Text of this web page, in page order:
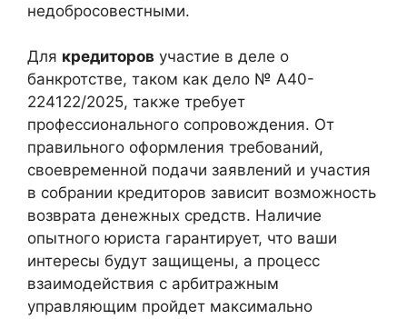
недобросовестными.
Для кредиторов участие в деле о
банкротстве, таком как дело № А40-
224122/2025, также требует
профессионального сопровождения. От
правильного оформления требований,
своевременной подачи заявлений и участия
в собрании кредиторов зависит возможность
возврата денежных средств. Наличие
опытного юриста гарантирует, что ваши
интересы будут защищены, а процесс
взаимодействия с арбитражным
управляющим пройдет максимально